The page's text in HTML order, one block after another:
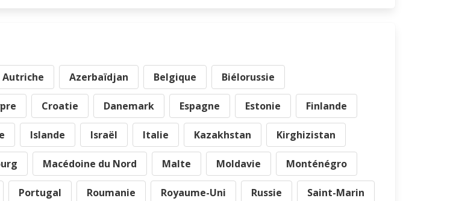
Autriche Azerbaïdjan Belgique Biélorussie
Croatie Danemark Espagne Estonie Finlande
Islande Israël Italie Kazakhstan Kirghizistan
Macédoine du Nord Malte Moldavie Monténégro
Portugal Roumanie Royaume-Uni Russie Saint-Marin